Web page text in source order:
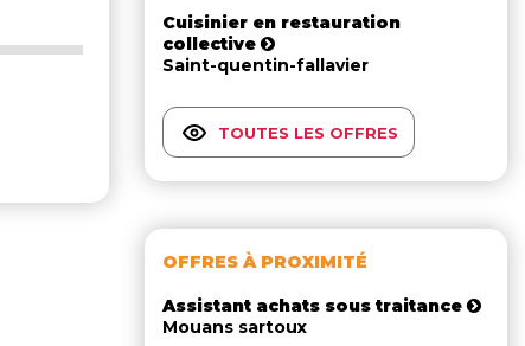
Cuisinier en restauration
collective
Saint-quentin-fallavier
TOUTES LES OFFRES
OFFRES À PROXIMITÉ
Assistant achats sous traitance
Mouans sartoux